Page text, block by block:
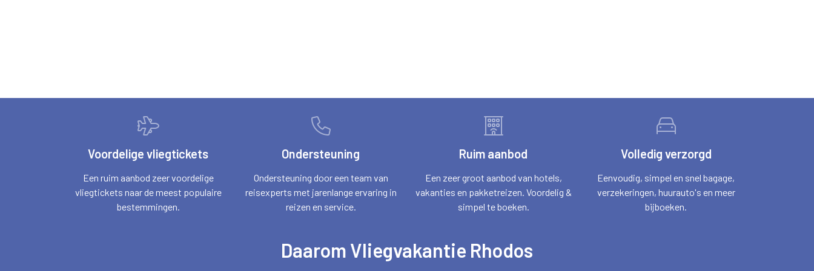
Voordelige vliegtickets
Een ruim aanbod zeer voordelige
vliegtickets naar de meest populaire
bestemmingen.
Ondersteuning
Ondersteuning door een team van
reisexperts met jarenlange ervaring in
reizen en service.
Ruim aanbod
Een zeer groot aanbod van hotels,
vakanties en pakketreizen. Voordelig &
simpel te boeken.
Volledig verzorgd
Eenvoudig, simpel en snel bagage,
verzekeringen, huurauto's en meer
bijboeken.
Daarom Vliegvakantie Rhodos